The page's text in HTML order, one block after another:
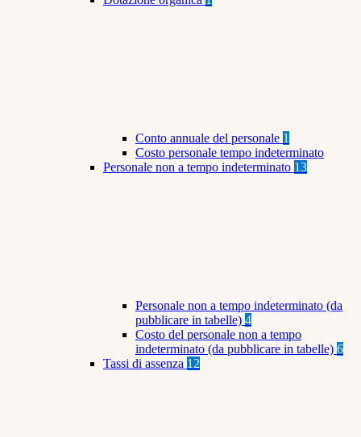
Conto annuale del personale 1
Costo personale tempo indeterminato
Personale non a tempo indeterminato 13
Personale non a tempo indeterminato (da
pubblicare in tabelle) 4
Costo del personale non a tempo
indeterminato (da pubblicare in tabelle) 6
Tassi di assenza 12